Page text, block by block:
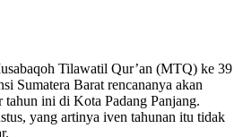
Tilawatil Qur’an (MTQ) ke 39
Sumatera Barat rencananya akan
tahun ini di Kota Padang Panjang.
yang artinya iven tahunan itu tidak